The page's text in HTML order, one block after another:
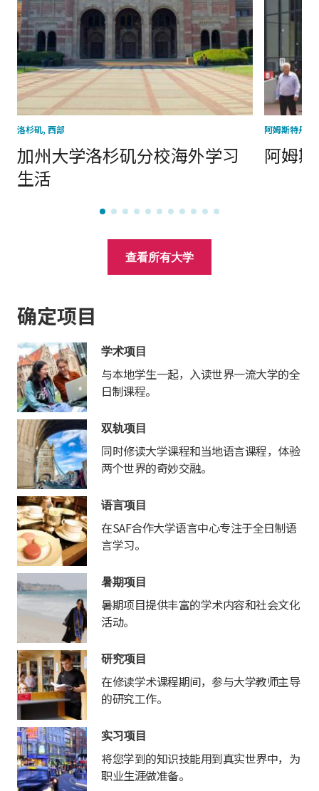
洛杉矶, 西部
加州大学洛杉矶分校海外学习
生活
阿姆斯特丹,
阿姆
查看所有大学
确定项目
学术项目
与本地学生一起，入读世界一流大学的全
日制课程。
双轨项目
同时修读大学课程和当地语言课程，体验
两个世界的奇妙交融。
语言项目
在SAF合作大学语言中心专注于全日制语
言学习。
暑期项目
暑期项目提供丰富的学术内容和社会文化
活动。
研究项目
在修读学术课程期间，参与大学教师主导
的研究工作。
实习项目
将您学到的知识技能用到真实世界中，为
职业生涯做准备。